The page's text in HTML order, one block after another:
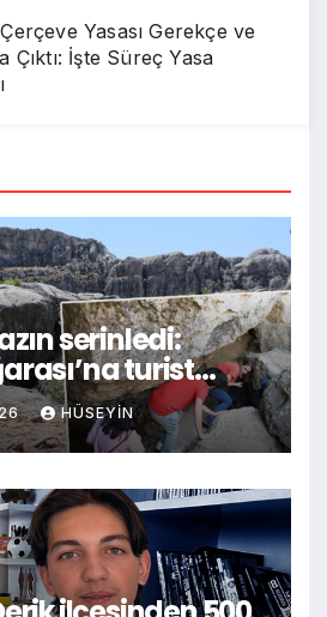
Yasası Gerekçe ve
Çıktı: İşte Süreç Yasa
serinledi:
turist
40 dereceye
donma hissi
HÜSEYIN